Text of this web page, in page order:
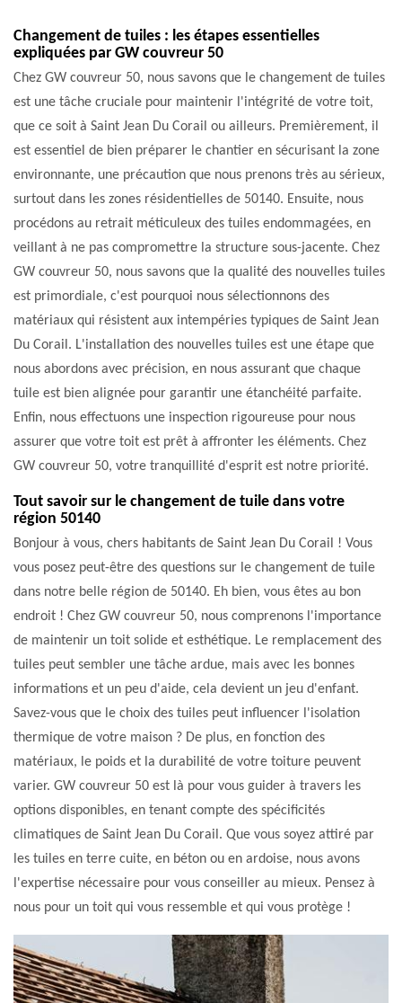
Changement de tuiles : les étapes essentielles
expliquées par GW couvreur 50
Chez GW couvreur 50, nous savons que le changement de tuiles
est une tâche cruciale pour maintenir l'intégrité de votre toit,
que ce soit à Saint Jean Du Corail ou ailleurs. Premièrement, il
est essentiel de bien préparer le chantier en sécurisant la zone
environnante, une précaution que nous prenons très au sérieux,
surtout dans les zones résidentielles de 50140. Ensuite, nous
procédons au retrait méticuleux des tuiles endommagées, en
veillant à ne pas compromettre la structure sous-jacente. Chez
GW couvreur 50, nous savons que la qualité des nouvelles tuiles
est primordiale, c'est pourquoi nous sélectionnons des
matériaux qui résistent aux intempéries typiques de Saint Jean
Du Corail. L'installation des nouvelles tuiles est une étape que
nous abordons avec précision, en nous assurant que chaque
tuile est bien alignée pour garantir une étanchéité parfaite.
Enfin, nous effectuons une inspection rigoureuse pour nous
assurer que votre toit est prêt à affronter les éléments. Chez
GW couvreur 50, votre tranquillité d'esprit est notre priorité.
Tout savoir sur le changement de tuile dans votre
région 50140
Bonjour à vous, chers habitants de Saint Jean Du Corail ! Vous
vous posez peut-être des questions sur le changement de tuile
dans notre belle région de 50140. Eh bien, vous êtes au bon
endroit ! Chez GW couvreur 50, nous comprenons l'importance
de maintenir un toit solide et esthétique. Le remplacement des
tuiles peut sembler une tâche ardue, mais avec les bonnes
informations et un peu d'aide, cela devient un jeu d'enfant.
Savez-vous que le choix des tuiles peut influencer l'isolation
thermique de votre maison ? De plus, en fonction des
matériaux, le poids et la durabilité de votre toiture peuvent
varier. GW couvreur 50 est là pour vous guider à travers les
options disponibles, en tenant compte des spécificités
climatiques de Saint Jean Du Corail. Que vous soyez attiré par
les tuiles en terre cuite, en béton ou en ardoise, nous avons
l'expertise nécessaire pour vous conseiller au mieux. Pensez à
nous pour un toit qui vous ressemble et qui vous protège !